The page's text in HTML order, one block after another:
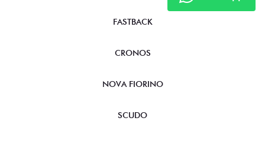
FASTBACK
CRONOS
NOVA FIORINO
SCUDO